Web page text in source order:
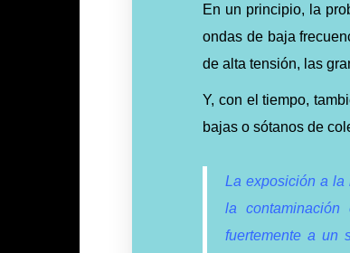
En un principio, la
ondas de baja
de alta tensión, las
Y, con el tiempo,
bajas o sótanos de
La exposición a la
la contaminación
fuertemente a un